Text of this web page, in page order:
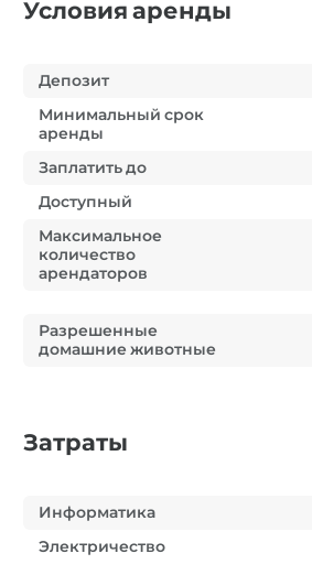
Условия аренды
Депозит
Минимальный срок
аренды
Заплатить до
Доступный
Максимальное
количество
арендаторов
Разрешенные
домашние животные
Затраты
Информатика
Электричество